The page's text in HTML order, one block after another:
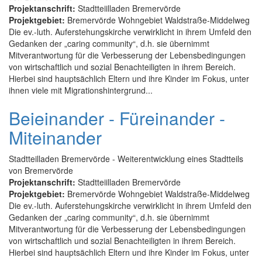
Projektanschrift: Stadtteiilladen Bremervörde
Projektgebiet: Bremervörde Wohngebiet Waldstraße-Middelweg
Die ev.-luth. Auferstehungskirche verwirklicht in ihrem Umfeld den
Gedanken der „caring community“, d.h. sie übernimmt
Mitverantwortung für die Verbesserung der Lebensbedingungen
von wirtschaftlich und sozial Benachteiligten in ihrem Bereich.
Hierbei sind hauptsächlich Eltern und ihre Kinder im Fokus, unter
ihnen viele mit Migrationshintergrund...
Beieinander - Füreinander -
Miteinander
Stadtteilladen Bremervörde - Weiterentwicklung eines Stadtteils
von Bremervörde
Projektanschrift: Stadtteiilladen Bremervörde
Projektgebiet: Bremervörde Wohngebiet Waldstraße-Middelweg
Die ev.-luth. Auferstehungskirche verwirklicht in ihrem Umfeld den
Gedanken der „caring community“, d.h. sie übernimmt
Mitverantwortung für die Verbesserung der Lebensbedingungen
von wirtschaftlich und sozial Benachteiligten in ihrem Bereich.
Hierbei sind hauptsächlich Eltern und ihre Kinder im Fokus, unter